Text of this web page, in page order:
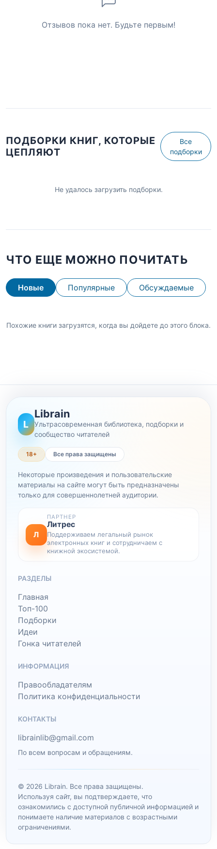
Отзывов пока нет. Будьте первым!
ПОДБОРКИ КНИГ, КОТОРЫЕ
ЦЕПЛЯЮТ
Все
подборки
Не удалось загрузить подборки.
ЧТО ЕЩЕ МОЖНО ПОЧИТАТЬ
Новые Популярные Обсуждаемые
Похожие книги загрузятся, когда вы дойдете до этого блока.
L
Librain
Ультрасовременная библиотека, подборки и
сообщество читателей
18+ Все права защищены
Некоторые произведения и пользовательские
материалы на сайте могут быть предназначены
только для совершеннолетней аудитории.
Л
ПАРТНЕР
Литрес
Поддерживаем легальный рынок
электронных книг и сотрудничаем с
книжной экосистемой.
РАЗДЕЛЫ
Главная
Топ-100
Подборки
Идеи
Гонка читателей
ИНФОРМАЦИЯ
Правообладателям
Политика конфиденциальности
КОНТАКТЫ
librainlib@gmail.com
По всем вопросам и обращениям.
© 2026 Librain. Все права защищены.
Используя сайт, вы подтверждаете, что
ознакомились с доступной публичной информацией и
понимаете наличие материалов с возрастными
ограничениями.